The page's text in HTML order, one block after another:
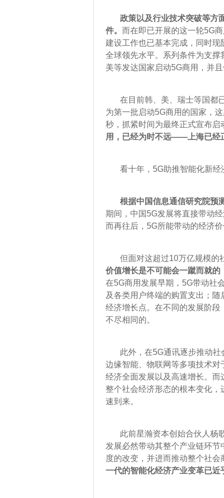
政策以及行业技术突破等方
件。 而在即已开展的这一轮5G
建设工作也已基本完成，同时
全球领先水平。系列条件为支
美等发达国家启动5G商用，并
在目前韩、美、瑞士等国都
为第一批启动5G商用的国家，
秒，抓紧时间为最终正式宣布启
用，已经为时不远——上海已经
看十年，5G助推智能化新经
根据中国信息通信研究院预
期间，中国5G发展将直接带动
而再往后，5G所能带动的经济
但面对这超过10万亿规模的
价值增长是不可能会一蹴而就的
在5G商用发展早期，5G带动社
及各类用户终端的购置支出；
经济增长点。在不同的发展阶
不尽相同的。
此外，在5G通讯逐步推动社
边缘智能、物联网等多项技术
经济全面发展以及高速增长。
整个社会经济形态的根本变化
速到来。
此前星瀚资本创始合伙人杨歌
发展必然带动其整个产业链环
度的改变，并进而推动整个社会
一代的智能化经济产业变革已近